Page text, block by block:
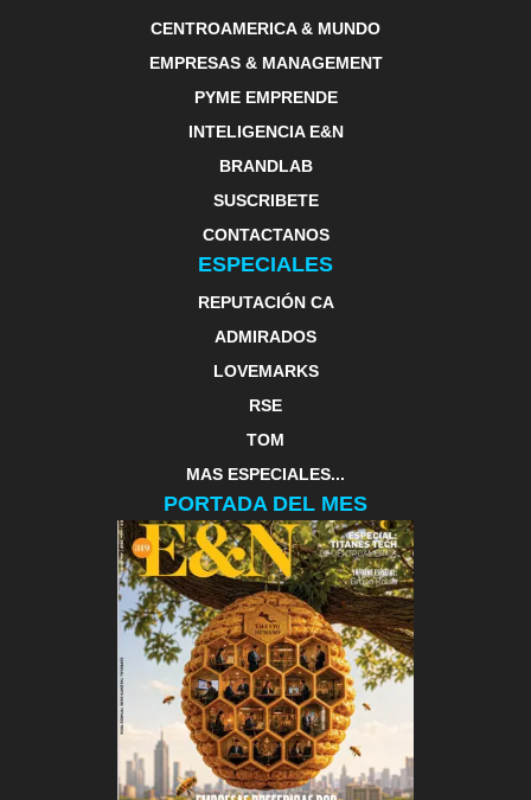
CENTROAMERICA & MUNDO
EMPRESAS & MANAGEMENT
PYME EMPRENDE
INTELIGENCIA E&N
BRANDLAB
SUSCRIBETE
CONTACTANOS
ESPECIALES
REPUTACIÓN CA
ADMIRADOS
LOVEMARKS
RSE
TOM
MAS ESPECIALES...
PORTADA DEL MES